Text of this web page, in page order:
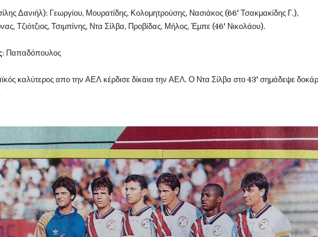
Δανιήλ): Γεωργίου, Μουρατίδης, Κολομητρούσης, Νασιάκος (66' Τσακμακίδης Γ.),
Τζιότζιος, Τσιμπίνης, Ντα Σίλβα, Προβίδας, Μήλος, Έμπε (46' Νικολάου).
: Παπαδόπουλος
καλύτερος απο την ΑΕΛ κέρδισε δίκαια την ΑΕΛ. Ο Ντα Σίλβα στο 43' σημάδεψε